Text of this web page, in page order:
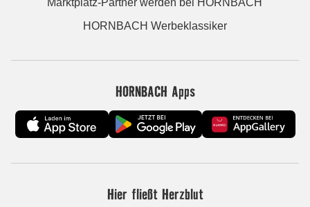
Marktplatz-Partner werden bei HORNBACH
HORNBACH Werbeklassiker
HORNBACH Apps
Hier fließt Herzblut